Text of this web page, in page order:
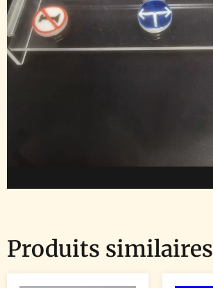
Produits similaires